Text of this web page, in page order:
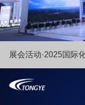
展会活动·2025国际